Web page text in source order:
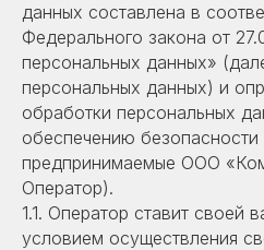
данных составлена в
Федерального закона от
персональных данных»
персональных данных) и
обработки персональных
обеспечению
предпринимаемые ООО
Оператор).
1.1. Оператор ставит своей
условием осуществления